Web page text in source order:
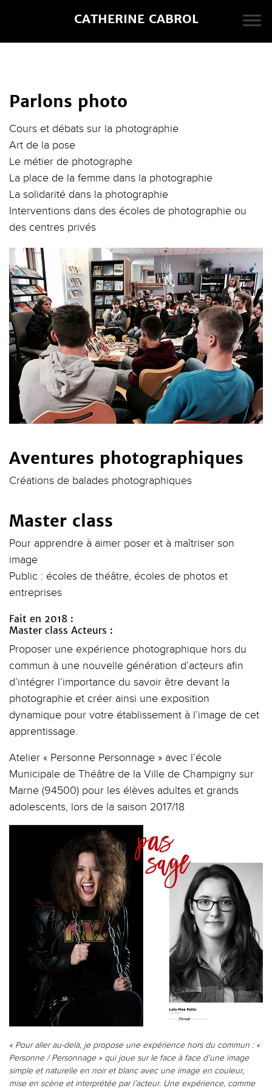
CATHERINE CABROL
Parlons photo
Cours et débats sur la photographie
Art de la pose
Le métier de photographe
La place de la femme dans la photographie
La solidarité dans la photographie
Interventions dans des écoles de photographie ou
des centres privés
Aventures photographiques
Créations de balades photographiques
Master class
Pour apprendre à aimer poser et à maîtriser son
image
Public : écoles de théâtre, écoles de photos et
entreprises
Fait en 2018 :
Master class Acteurs :
Proposer une expérience photographique hors du
commun à une nouvelle génération d’acteurs afin
d’intégrer l’importance du savoir être devant la
photographie et créer ainsi une exposition
dynamique pour votre établissement à l’image de cet
apprentissage.
Atelier « Personne Personnage » avec l’école
Municipale de Théâtre de la Ville de Champigny sur
Marne (94500) pour les élèves adultes et grands
adolescents, lors de la saison 2017/18
« Pour aller au-delà, je propose une expérience hors du commun : «
Personne / Personnage » qui joue sur le face à face d’une image
simple et naturelle en noir et blanc avec une image en couleur,
mise en scène et interprétée par l’acteur. Une expérience, comme